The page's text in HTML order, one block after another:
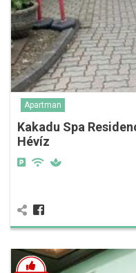
Apartman
Kakadu Spa
Hévíz